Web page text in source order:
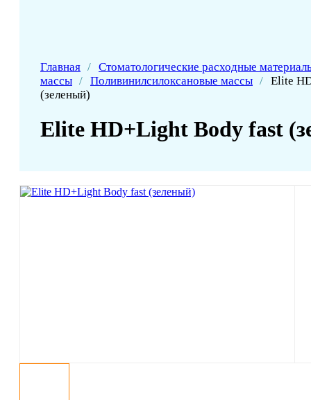
Главная / Стоматологические расходные
массы / Поливинилсилоксановые массы / Elite
(зеленый)
Elite HD+Light Body fast